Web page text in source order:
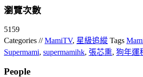
瀏覽次數
5159
Categories //MamiTV, 星級追縱 Tags
Supermami, supermamihk, 張芯熏, 狗年運
People